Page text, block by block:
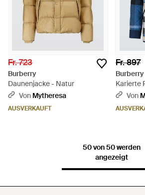
Fr. 723
Burberry
Daunenjacke - Natur
Von Mytheresa
AUSVERKAUFT
Fr. 897
Burberry
Karierte
Henham
Von
50 von 50 werden
angezeigt